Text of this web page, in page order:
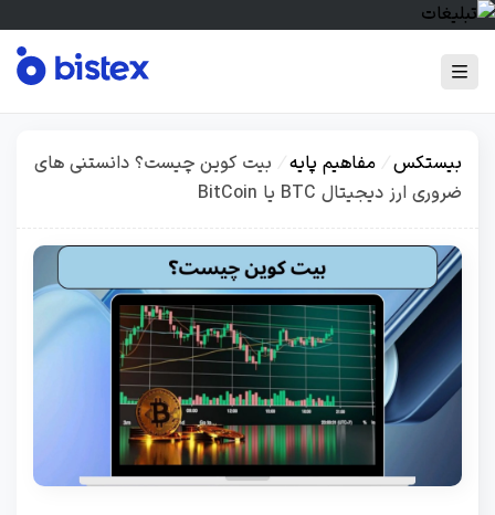
بیستکس مفاهیم پایه
بیت کوین چیست؟ دانستنی های
ضروری ارز دیجیتال BTC یا BitCoin